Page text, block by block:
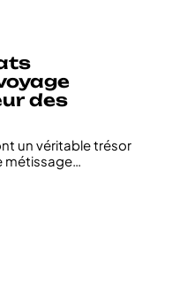
des
un véritable trésor
métissage…